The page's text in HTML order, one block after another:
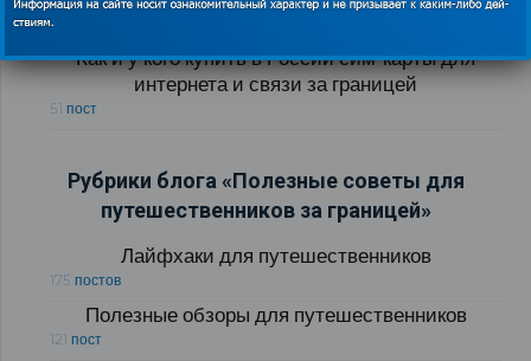
54 поста
Как и у кого купить в России сим-карты для
интернета и связи за границей
51 пост
Рубрики блога «Полезные советы для
путешественников за границей»
Лайфхаки для путешественников
175 постов
Полезные обзоры для путешественников
121 пост